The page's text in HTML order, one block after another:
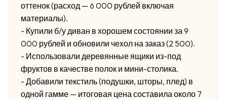
оттенок (расход — 6 000 рублей включая
материалы).
- Купили б/у диван в хорошем состоянии за 9
000 рублей и обновили чехол на заказ (2 500).
- Использовали деревянные ящики из-под
фруктов в качестве полок и мини-столика.
- Добавили текстиль (подушки, шторы, плед) в
одной гамме — итоговая цена составила около 7